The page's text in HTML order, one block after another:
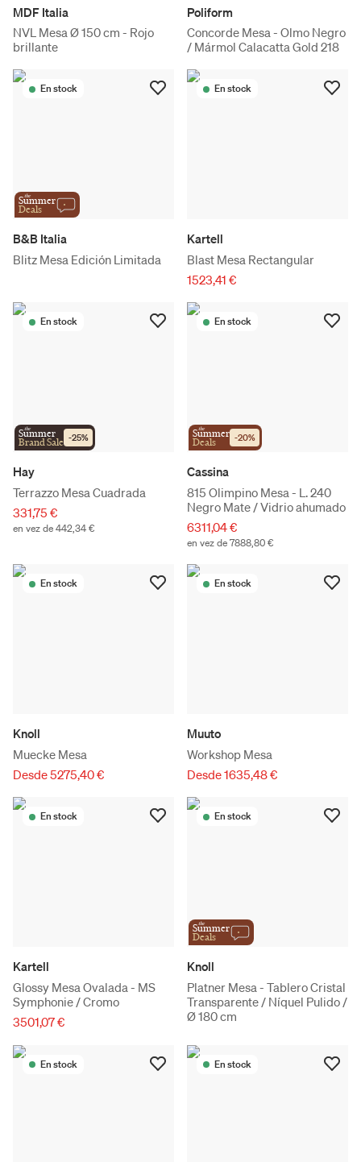
MDF Italia
NVL Mesa Ø 150 cm - Rojo
brillante
Poliform
Concorde Mesa - Olmo Negro
/ Mármol Calacatta Gold 218
En stock
the
Summer
Deals
B&B Italia
Blitz Mesa Edición Limitada
En stock
Kartell
Blast Mesa Rectangular
1523,41 €
En stock
the
Summer
Brand Sale -25%
Hay
Terrazzo Mesa Cuadrada
331,75 €
en vez de 442,34 €
En stock
the
Summer
Deals -20%
Cassina
815 Olimpino Mesa - L. 240
Negro Mate / Vidrio ahumado
6311,04 €
en vez de 7888,80 €
En stock
Knoll
Muecke Mesa
Desde 5275,40 €
En stock
Muuto
Workshop Mesa
Desde 1635,48 €
En stock
Kartell
Glossy Mesa Ovalada - MS
Symphonie / Cromo
3501,07 €
En stock
the
Summer
Deals
Knoll
Platner Mesa - Tablero Cristal
Transparente / Níquel Pulido /
Ø 180 cm
En stock En stock